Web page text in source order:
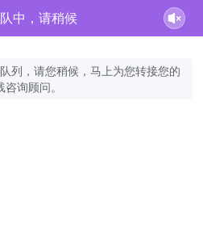
中，请稍候
列，请您稍候，马上为您转接您的
咨询顾问。